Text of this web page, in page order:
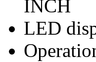
INCH
LED